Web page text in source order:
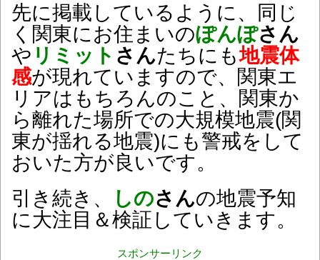
先に掲載しているように、同じ
く関東にお住まいのぽんぽさん
や リミット さんたちにも地震体
感が現れていますので、関東エ
リアはもちろんのこと、関東か
ら離れた場所での大規模地震(関
東が揺れる地震)にも警戒をして
おいた方が良いです。
引き続き、
しのさんの地震予知
に大注目＆検証していきます。
スポンサーリンク